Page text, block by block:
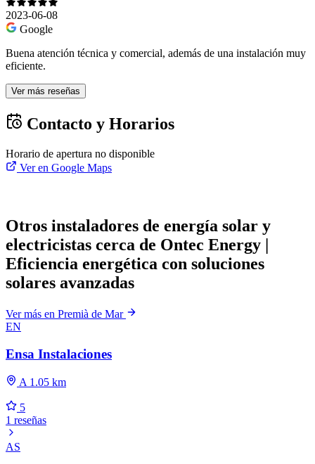
2023-06-08
Google
Buena atención técnica y comercial, además de una instalación muy
eficiente.
Ver más reseñas
Contacto y Horarios
Horario de apertura no disponible
Ver en Google Maps
Otros instaladores de energía solar y
electricistas cerca de Ontec Energy |
Eficiencia energética con soluciones
solares avanzadas
Ver más en Premià de Mar
EN
Ensa Instalaciones
A 1.05 km
5
1 reseñas
AS